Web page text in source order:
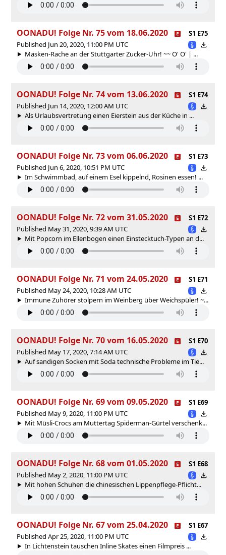
OONADU! Folge Nr. 75 vom 18.06.2020
S1 E75
Published Jun 20, 2020, 11:00 PM UTC
Masken-Rache an der Stuttgarter Zucker-Uhr! ~~ O' O' | ...
OONADU! Folge Nr. 74 vom 13.06.2020
S1 E74
Published Jun 14, 2020, 12:00 AM UTC
Als Urlaubsvertretung einen Eierstein aus der Küche in ...
OONADU! Folge Nr. 73 vom 06.06.2020
S1 E73
Published Jun 6, 2020, 10:51 PM UTC
Im Schwimmbad, auf einem Esel kippelnd, Rosinen essen! ...
OONADU! Folge Nr. 72 vom 31.05.2020
S1 E72
Published May 31, 2020, 9:39 AM UTC
Mit Popcorn im Ellenbogen einen Einstecktuch-Typen an d...
OONADU! Folge Nr. 71 vom 24.05.2020
S1 E71
Published May 24, 2020, 10:28 AM UTC
Immune Zuhörer stolpern im Weinberg über Weichspüler! ~...
OONADU! Folge Nr. 70 vom 16.05.2020
S1 E70
Published May 17, 2020, 7:14 AM UTC
Auf sandigen Socken mit Soda technische Probleme im Tie...
OONADU! Folge Nr. 69 vom 09.05.2020
S1 E69
Published May 9, 2020, 11:00 PM UTC
Mit Müsli-Crocs am Muttertag Spiderman-Gürtel verschenk...
OONADU! Folge Nr. 68 vom 01.05.2020
S1 E68
Published May 2, 2020, 11:00 PM UTC
Mit hohen Schuhen die chinesischen Lippenpflege-Pflicht...
OONADU! Folge Nr. 67 vom 25.04.2020
S1 E67
Published Apr 25, 2020, 11:00 PM UTC
In Lichtenstein tauschen Inline Skates einen Filmpreis ...